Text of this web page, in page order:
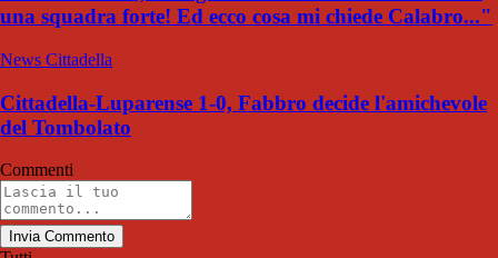
una squadra forte! Ed ecco cosa mi chiede Calabro..."
News Cittadella
Cittadella-Luparense 1-0, Fabbro decide l'amichevole
del Tombolato
Commenti
Invia Commento